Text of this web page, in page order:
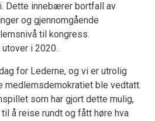
Dette innebærer bortfall av
og gjennomgående
til kongress.
i 2020.
for Lederne, og vi er utrolig
medlemsdemokratiet ble vedtatt.
som har gjort dette mulig,
å reise rundt og fått høre hva